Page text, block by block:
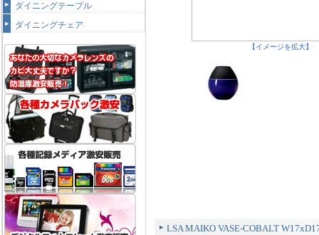
ダイニングテーブル
ダイニングチェア
【イメージを拡大】
LSA MAIKO VASE-COBALT